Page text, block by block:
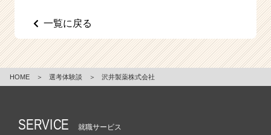
一覧に戻る
HOME ＞ 選考体験談 ＞ 沢井製薬株式会社
SERVICE 就職サービス